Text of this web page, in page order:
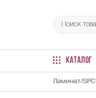
КАТАЛОГ
Ламинат/SPC